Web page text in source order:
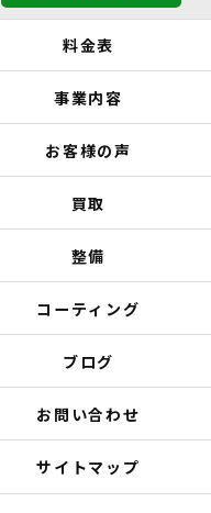
料金表
事業内容
お客様の声
買取
整備
コーティング
ブログ
お問い合わせ
サイトマップ